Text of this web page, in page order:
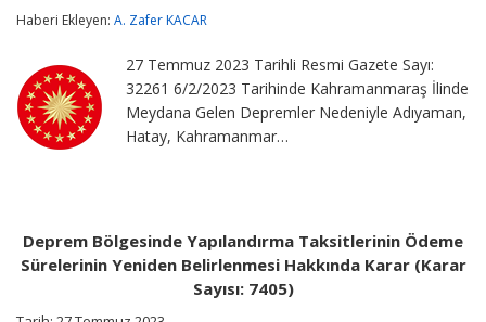
Yeniden
Karar
(Karar
Sayısı:
7405)
Haberi Ekleyen: A. Zafer KACAR
27 Temmuz 2023 Tarihli Resmi Gazete Sayı:
32261 6/2/2023 Tarihinde Kahramanmaraş İlinde
Meydana Gelen Depremler Nedeniyle Adıyaman,
Hatay, Kahramanmar…
Deprem Bölgesinde Yapılandırma Taksitlerinin Ödeme
Sürelerinin Yeniden Belirlenmesi Hakkında Karar (Karar
Sayısı: 7405)